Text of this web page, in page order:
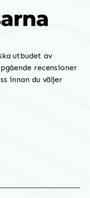
utbudet av
recensioner
innan du väljer